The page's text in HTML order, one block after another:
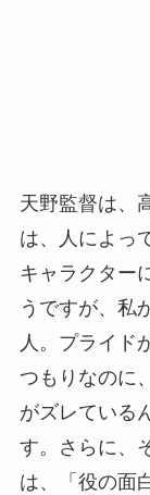
天野監督は、
は、人によっ
キャラクター
うですが、私
人。プライド
つもりなのに
がズレている
す。さらに、
は、「役の面